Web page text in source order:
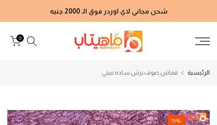
إلى
شحن مجاني لاي اوردر فوق الـ 2000 جنيه
0
الرئيسية قماش صوف برش ساده نبيتي
-15%